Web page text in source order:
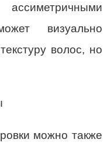
визуально
волос, но
можно также